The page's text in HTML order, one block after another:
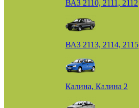
ВАЗ 2110, 2111, 2112
ВАЗ 2113, 2114, 2115
Калина, Калина 2